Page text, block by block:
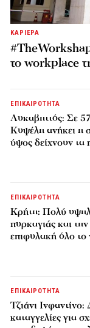
ΚΑΡΙΕΡΑ
το workplace
ΕΠΙΚΑΙΡΟΤΗΤΑ
Λυκαβηττός: Σε
Κυψέλη ανήκει η
ύψος δείχνουν
ΕΠΙΚΑΙΡΟΤΗΤΑ
Κρήτη: Πολύ
πυρκαγιάς και
επιφυλακή όλο το
ΕΠΙΚΑΙΡΟΤΗΤΑ
Τζιάνι Ινφαντίνο:
καταγγελίες για